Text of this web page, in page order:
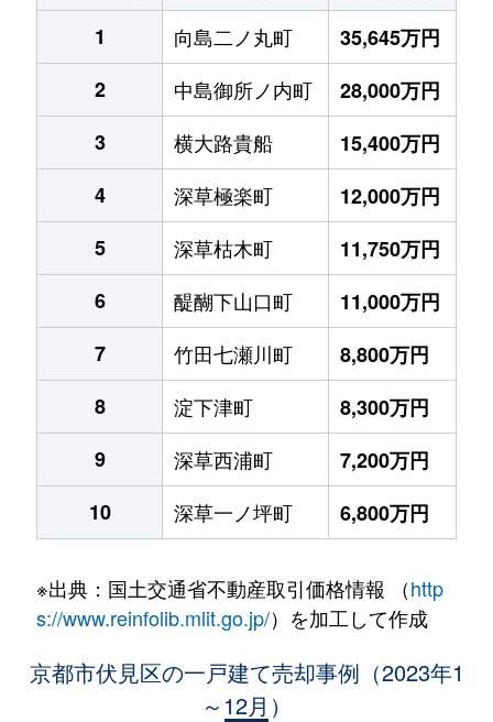
1
向島二ノ丸町
35,645万円
2
中島御所ノ内町
28,000万円
3
横大路貴船
15,400万円
4
深草極楽町
12,000万円
5
深草枯木町
11,750万円
6
醍醐下山口町
11,000万円
7
竹田七瀬川町
8,800万円
8
淀下津町
8,300万円
9
深草西浦町
7,200万円
10
深草一ノ坪町 6,800万円
※出典：国土交通省不動産取引価格情報 （http
s://www.reinfolib.mlit.go.jp/）を加工して作成
京都市伏見区の一戸建て売却事例（2023年1
～12月）